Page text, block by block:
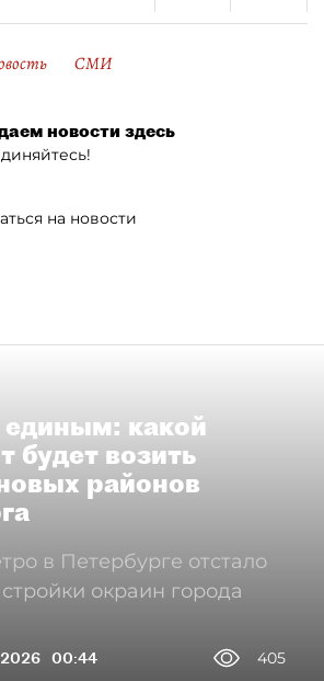
СМИ
новости здесь
на новости
какой
будет возить
районов
в Петербурге отстало
окраин города
2026 00:44
405